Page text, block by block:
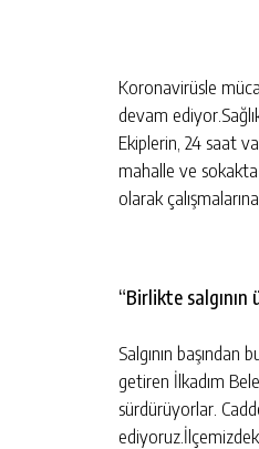
Koronavirüsle
devam
Ekiplerin, 24 saat
mahalle ve
olarak
“Birlikte salgının
Salgının
getiren İlkadım
sürdürüyorlar.
SIGARA VE